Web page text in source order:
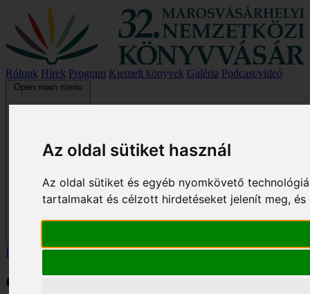
Az oldal sütiket használ
Az oldal sütiket és egyéb nyomkövető
tartalmakat és célzott hirdetéseket jelenít meg,
Rólunk Hírek Program Kiemelt könyvek Galéria Podcast/videó
Open main menu
Főoldal /Kiemelt könyvek/Galócák
Galócák